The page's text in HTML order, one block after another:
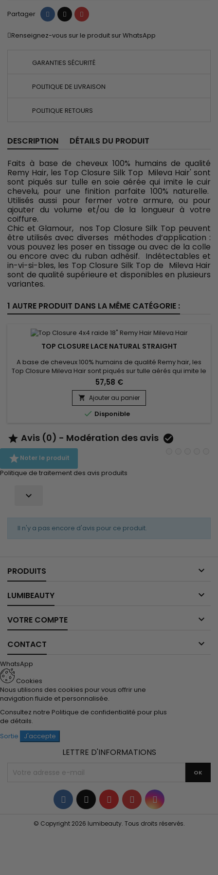
Partager PartagerTweet Pinterest
Renseignez-vous sur le produit sur WhatsApp
GARANTIES SÉCURITÉ
POLITIQUE DE LIVRAISON
POLITIQUE RETOURS
DESCRIPTION
DÉTAILS DU PRODUIT
Faits à base de cheveux 100% humains de qualité
Remy Hair, les Top Closure Silk Top Mileva Hair' sont
sont piqués sur tulle en soie aérée qui imite le cuir
chevelu, pour une finition parfaite 100% naturelle.
Utilisés aussi pour fermer votre armure, ou pour
ajouter du volume et/ou de la longueur à votre
coiffure.
Chic et Glamour, nos Top Closure Silk Top peuvent
être utilisés avec diverses méthodes d’application :
vous pouvez les poser en tissage ou avec de la colle
ou encore avec du ruban adhésif. Indétectables et
in-vi-si-bles, les Top Closure Silk Top de Mileva Hair
sont de qualité supérieure et disponibles en plusieurs
variantes.
1 AUTRE PRODUIT DANS LA MÊME CATÉGORIE :
TOP CLOSURE LACE NATURAL STRAIGHT
A base de cheveux 100% humains de qualité Remy hair, les
Top Closure Mileva Hair sont piqués sur tulle aérés qui imite le
cuir chevelu, pour une finition parfaite 100% naturelle. Utilisés
aussi pour fermer votre armure, ou pour ajouter du volume
et/ou de la longueur à votre coiffure.
57,58 €
 Ajouter au panier
 Disponible
 Avis (0) - Modération des avis 
Noter le produit
Politique de traitement des avis produits

Il n'y a pas encore d'avis pour ce produit.
PRODUITS 
LUMIBEAUTY 
VOTRE COMPTE 
CONTACT 
WhatsApp
Cookies
Nous utilisons des cookies pour vous offrir une
navigation fluide et personnalisée.
Consultez notre Politique de confidentialité pour plus
de détails.
Sortie
J'accepte
LETTRE D'INFORMATIONS
Facebook
TwitterYouTubePinterestInstagram
© Copyright 2026 lumibeauty. Tous droits réservés.